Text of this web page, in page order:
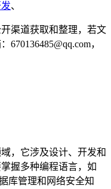
、
渠道获取和整理，若文
，
，它涉及设计、开发和
握多种编程语言，如
库管理和网络安全知